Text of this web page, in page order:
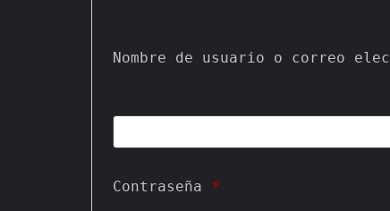
Nombre de usuario o correo
Contraseña *